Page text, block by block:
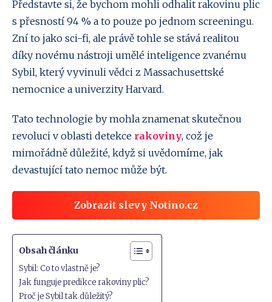
Představte si, že bychom mohli odhalit rakovinu plic
s přesností 94 % a to pouze po jednom screeningu.
Zní to jako sci-fi, ale právě tohle se stává realitou
díky novému nástroji umělé inteligence zvanému
Sybil, který vyvinuli vědci z Massachusettské
nemocnice a univerzity Harvard.
Tato technologie by mohla znamenat skutečnou
revoluci v oblasti detekce rakoviny, což je
mimořádně důležité, když si uvědomíme, jak
devastující tato nemoc může být.
Zobrazit slevy Notino.cz
Obsah článku
Sybil: Co to vlastně je?
Jak funguje predikce rakoviny plic?
Proč je Sybil tak důležitý?